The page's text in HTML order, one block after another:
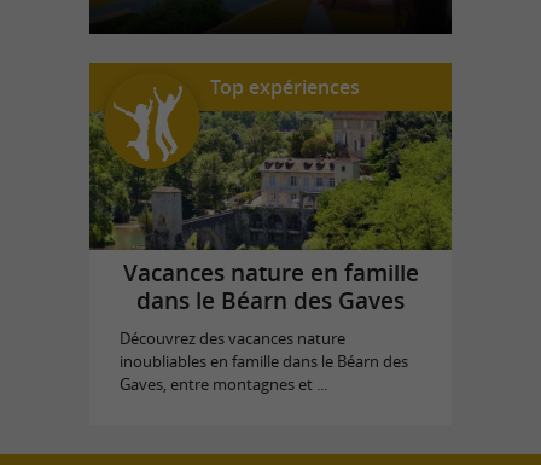
Top expériences
Vacances nature en famille
dans le Béarn des Gaves
Découvrez des vacances nature
inoubliables en famille dans le Béarn des
Gaves, entre montagnes et ...